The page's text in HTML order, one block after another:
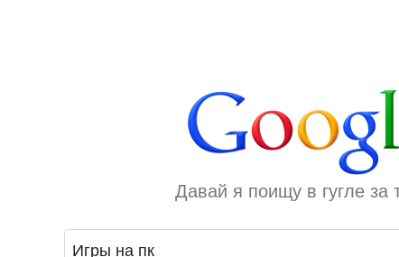
Давай я поищу в гугле за